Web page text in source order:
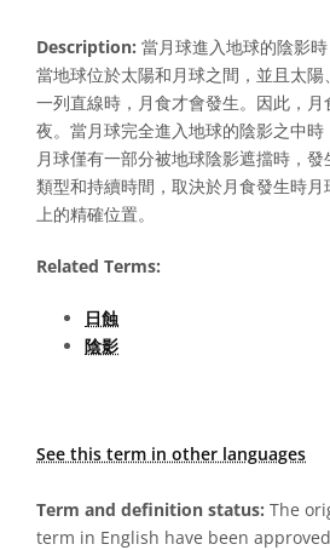
Description: 當月球進入地球的陰影
當地球位於太陽和月球之間，並且太
一列直線時，月食才會發生。因此，月
夜。當月球完全進入地球的陰影之中
月球僅有一部分被地球陰影遮擋時，
類型和持續時間，取決於月食發生時
上的精確位置。
Related Terms:
日蝕
陰影
See this term in other languages
Term and definition status: The
term in English have been